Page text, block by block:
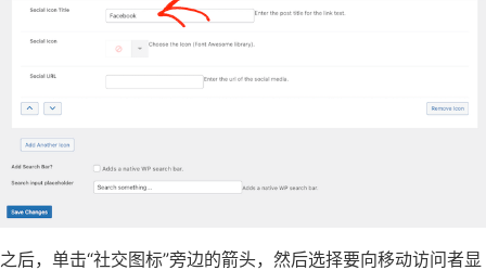
之后，单击“社交图标”旁边的箭头，然后选择要向移动访问者显